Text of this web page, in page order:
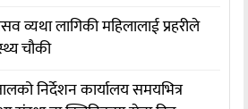
व्यथा लागिकी महिलालाई प्रहरीले
चौकी
निर्देशन कार्यालय समयभित्र